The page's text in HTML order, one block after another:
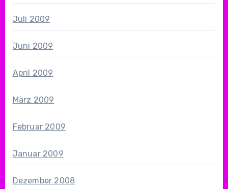
Juli 2009
Juni 2009
April 2009
März 2009
Februar 2009
Januar 2009
Dezember 2008